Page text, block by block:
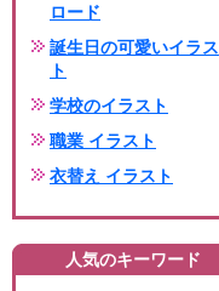
ロード
誕生日の可愛いイラス
ト
学校のイラスト
職業 イラスト
衣替え イラスト
人気のキーワード